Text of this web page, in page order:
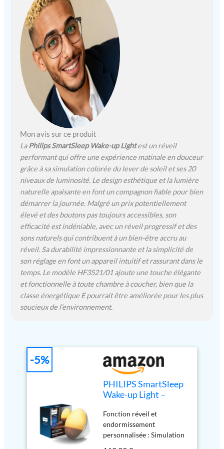
(réglable) Fonction
veilleuse de minuit &
fonctions intelligentes : Ce
réveil lumineux utilise une
lumière orange douce pour
vous aider à vous orienter
dans le noir ; radio FM¹,
fonction snooze par simple
toucher, lampe de chevet,
et affichage à luminosité
FM est prise en charge
Réveil lumineux développé
par Philips : L’Éveil Lumière
ans d’expertise et de
savoir-faire dans le
domaine de l’éclairage Le
coffret contient : 1x Philips
SmartSleep Wake-up Light
avec un câble de 150 cm
Mon avis sur ce produit
LaPhilips SmartSleep Wake-up Lightest un réveil
performant qui offre une expérience matinale en douceur
grâce à sa simulation colorée du lever de soleil et ses 20
niveaux de luminosité. Le design esthétique et la lumière
naturelle apaisante en font un compagnon fiable pour bien
démarrer la journée. Malgré un prix potentiellement
élevé et des boutons pas toujours accessibles, son
efficacité est indéniable, avec un réveil progressif et des
sons naturels qui contribuent à un bien-être accru au
réveil. Sa durabilité impressionnante et la simplicité de
son réglage en font un appareil intuitif et rassurant dans le
temps. Le modèle HF3521/01 ajoute une touche élégante
et fonctionnelle à toute chambre à coucher, bien que la
classe énergétique E pourrait être améliorée pour les plus
soucieux de l’environnement.
PHILIPS SmartSleep
Wake-up Light –
Simulation colorée
du lever de soleil, 20
niveaux de
Fonction réveil et
endormissement
personnalisée : Simulation
-5%